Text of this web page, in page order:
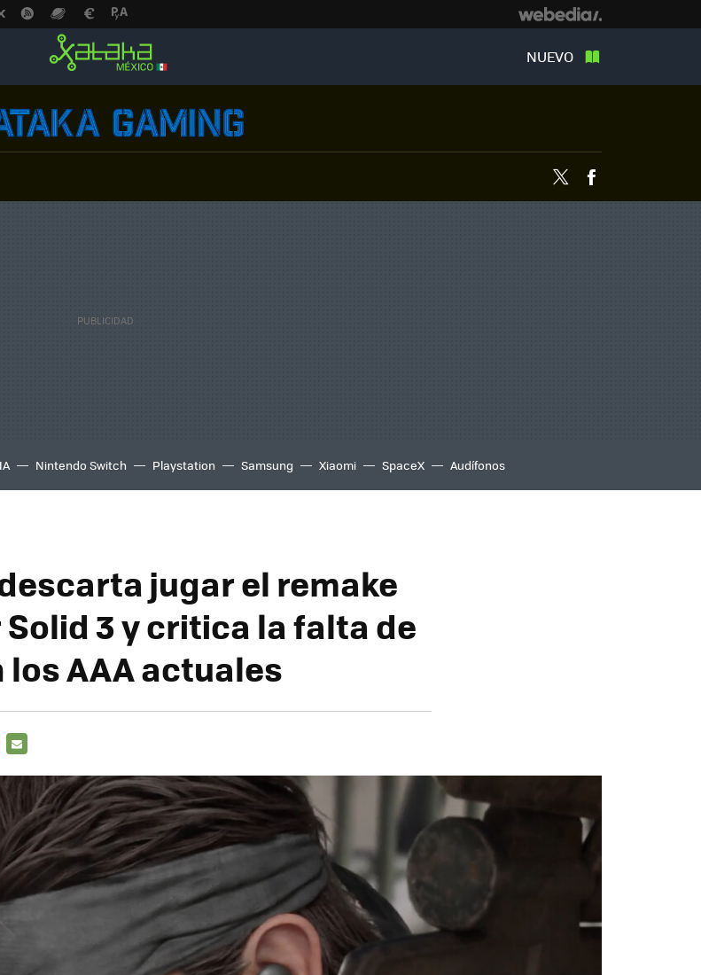
NUEVO
Twitter
IA Nintendo Switch Playstation Samsung Xiaomi SpaceX Audífonos
jugar el remake
3 y critica la falta de
AAA actuales
MAIL